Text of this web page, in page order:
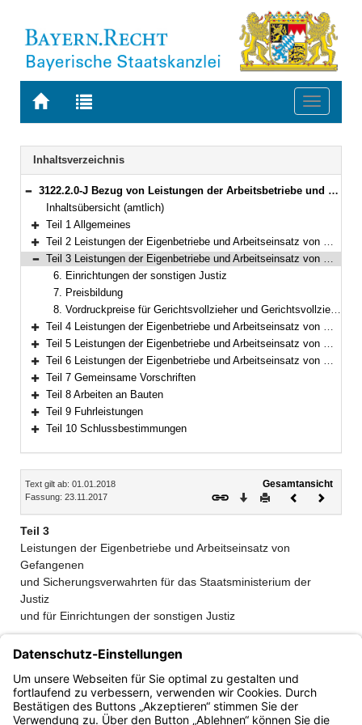
Zur
BAYERN.RECHT
Zur
letzten
Suche
Toggle
Navigation
Inhaltsverzeichnis
Bereich reduzieren
3122.2.0-J Bezug von Leistungen der Arbeitsbetriebe und Arbeitseinsatz von Gefangenen und Sicherungsverwahrten in besonderen Fällen (BeLeiArbBek) Bekanntmachung des Bayerischen Staatsministeriums der Justiz vom 23. November 2017, Az. F2 - 4446 - VII a - 12477/17 (JMBl. S. 231)
Inhaltsübersicht (amtlich)
Bereich erweitern
Teil 1 Allgemeines
Bereich erweitern
Teil 2 Leistungen der Eigenbetriebe und Arbeitseinsatz von Gefangenen und Sicherungsverwahrten für Einrichtungen des Justizvollzugs
Bereich reduzieren
Teil 3 Leistungen der Eigenbetriebe und Arbeitseinsatz von Gefangenen und Sicherungsverwahrten für das Staatsministerium der Justiz und für Einrichtungen der sonstigen Justiz
6. Einrichtungen der sonstigen Justiz
7. Preisbildung
8. Vordruckpreise für Gerichtsvollzieher und Gerichtsvollzieherinnen
Bereich erweitern
Teil 4 Leistungen der Eigenbetriebe und Arbeitseinsatz von Gefangenen und Sicherungsverwahrten für justiznahe Einrichtungen und im Rahmen der Fürsorge für Gefangene und Sicherungsverwahrte sowie der Entlassenenfürsorge
Bereich erweitern
Teil 5 Leistungen der Eigenbetriebe und Arbeitseinsatz von Gefangenen und Sicherungsverwahrten für Justizvollzugsbedienstete
Bereich erweitern
Teil 6 Leistungen der Eigenbetriebe und Arbeitseinsatz von Gefangenen und Sicherungsverwahrten für Gefangene, Sicherungsverwahrte und deren Angehörige
Bereich erweitern
Teil 7 Gemeinsame Vorschriften
Bereich erweitern
Teil 8 Arbeiten an Bauten
Bereich erweitern
Teil 9 Fuhrleistungen
Teil 10 Schlussbestimmungen
Inhalt
Text gilt ab: 01.01.2018
Fassung: 23.11.2017
Gesamtansicht
Download
DruckenVorheriges
Teil 3
Leistungen der Eigenbetriebe und Arbeitseinsatz von
Gefangenen
und Sicherungsverwahrten für das Staatsministerium der
Justiz
und für Einrichtungen der sonstigen Justiz
7. Preisbildung
8. Vordruckpreise für Gerichtsvollzieher und
Gerichtsvollzieherinnen